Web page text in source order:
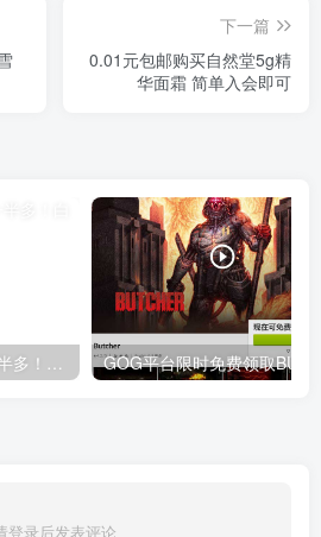
下一篇
0.01元包邮购买自然堂5g精
华面霜 简单入会即可
登录后发表评论